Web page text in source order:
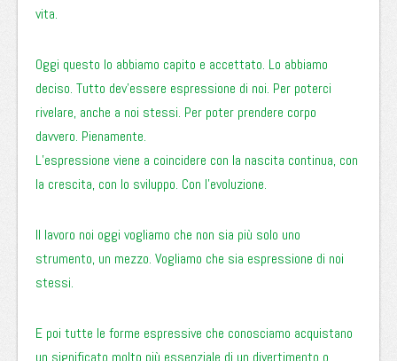
vita.
Oggi questo lo abbiamo capito e accettato. Lo abbiamo
deciso. Tutto dev’essere espressione di noi. Per poterci
rivelare, anche a noi stessi. Per poter prendere corpo
davvero. Pienamente.
L’espressione viene a coincidere con la nascita continua, con
la crescita, con lo sviluppo. Con l’evoluzione.
Il lavoro noi oggi vogliamo che non sia più solo uno
strumento, un mezzo. Vogliamo che sia espressione di noi
stessi.
E poi tutte le forme espressive che conosciamo acquistano
un significato molto più essenziale di un divertimento o